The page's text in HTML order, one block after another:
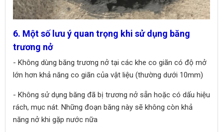
6. Một số lưu ý quan trọng khi sử dụng băng
trương nở
- Không dùng băng trương nở tại các khe co giãn có độ mở
lớn hơn khả năng co giãn của vật liệu (thường dưới 10mm)
- Không sử dụng băng đã bị trương nở sẵn hoặc có dấu hiệu
rách, mục nát. Những đoạn băng này sẽ không còn khả
năng nở khi gặp nước nữa